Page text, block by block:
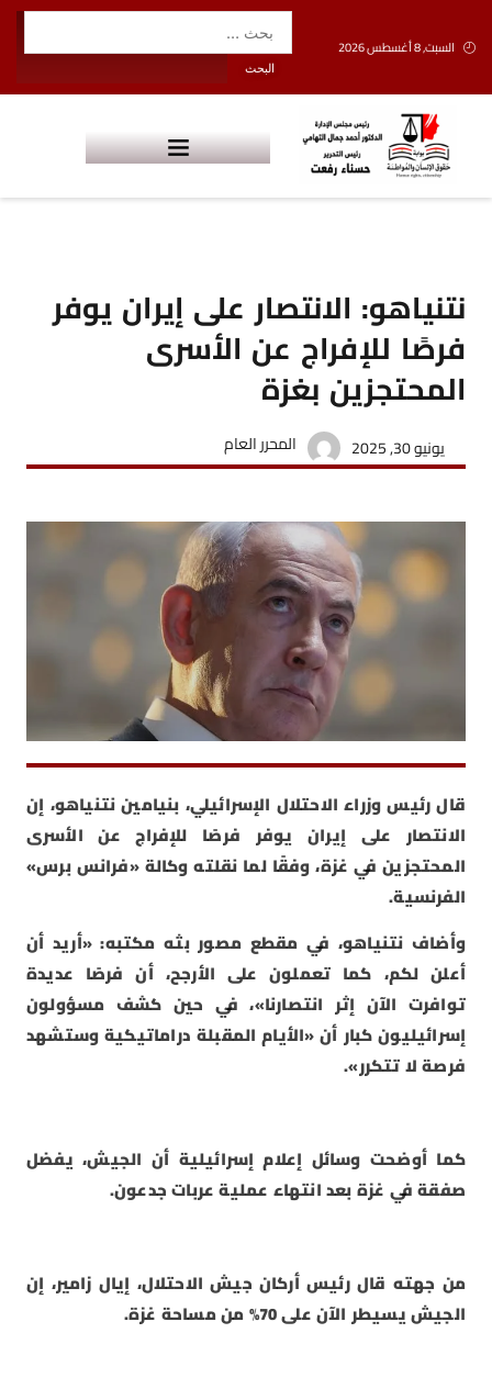
السبت, 8 أغسطس 2026
نتنياهو: الانتصار على إيران يوفر
فرصًا للإفراج عن الأسرى
المحتجزين بغزة
يونيو 30, 2025 المحرر العام
قال رئيس وزراء الاحتلال الإسرائيلي، بنيامين نتنياهو، إن
الانتصار على إيران يوفر فرصًا للإفراج عن الأسرى
المحتجزين في غزة، وفقًا لما نقلته وكالة «فرانس برس»
الفرنسية.
وأضاف نتنياهو، في مقطع مصور بثه مكتبه: «أريد أن
أعلن لكم، كما تعملون على الأرجح، أن فرصًا عديدة
توافرت الآن إثر انتصارنا»، في حين كشف مسؤولون
إسرائيليون كبار أن «الأيام المقبلة دراماتيكية وستشهد
فرصة لا تتكرر».
كما أوضحت وسائل إعلام إسرائيلية أن الجيش، يفضل
صفقة في غزة بعد انتهاء عملية عربات جدعون.
من جهته قال رئيس أركان جيش الاحتلال، إيال زامير، إن
الجيش يسيطر الآن على 70% من مساحة غزة.